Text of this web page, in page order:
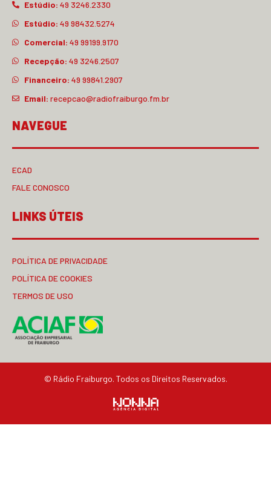
Estúdio: 49 3246.2330
Estúdio: 49 98432.5274
Comercial: 49 99199.9170
Recepção: 49 3246.2507
Financeiro: 49 99841.2907
Email: recepcao@radiofraiburgo.fm.br
NAVEGUE
ECAD
FALE CONOSCO
LINKS ÚTEIS
POLÍTICA DE PRIVACIDADE
POLÍTICA DE COOKIES
TERMOS DE USO
© Rádio Fraiburgo. Todos os Direitos Reservados.